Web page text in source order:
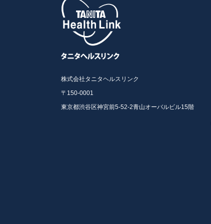
株式会社タニタヘルスリンク
〒150-0001
東京都渋谷区神宮前5-52-2青山オーバルビル15階